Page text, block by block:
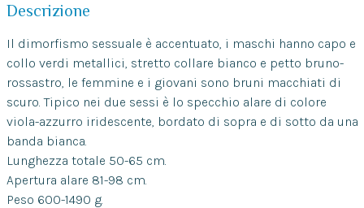
Descrizione
Il dimorfismo sessuale è accentuato, i maschi hanno capo e
collo verdi metallici, stretto collare bianco e petto bruno-
rossastro, le femmine e i giovani sono bruni macchiati di
scuro. Tipico nei due sessi è lo specchio alare di colore
viola-azzurro iridescente, bordato di sopra e di sotto da una
banda bianca.
Lunghezza totale 50-65 cm.
Apertura alare 81-98 cm.
Peso 600-1490 g.